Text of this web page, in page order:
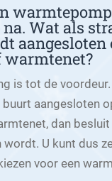
na. Wat als
aangesloten
warmtenet?
is tot de
buurt aangesloten
dan besluit
wordt. U kunt dus
voor een